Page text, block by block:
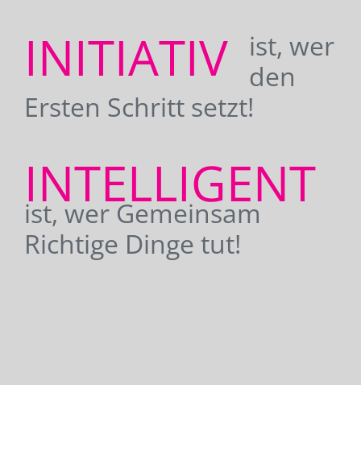
INITIATIV
ist, wer
den
Ersten Schritt setzt!
INTELLIGENT
ist, wer Gemeinsam
Richtige Dinge tut!